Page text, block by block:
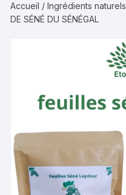
Accueil /Ingrédients naturels
DE SÉNÉ DU SÉNÉGAL